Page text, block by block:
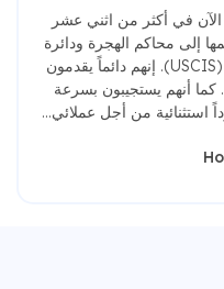
لقد استخدمت برنامج MotaWord الآن في أكثر من اثني عشر
إلى محاكم الهجرة ودائرة
خدمات المواطنة والهجرة الأمريكية (USCIS). إنهم دائماً يقدمون
كما أنهم يستجيبون بسرعة
استثنائية من أجل عملائي...